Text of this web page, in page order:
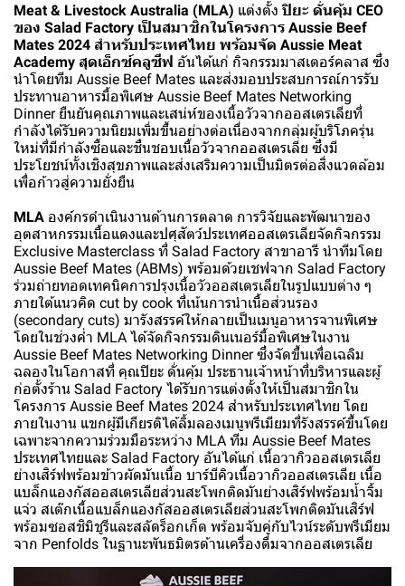
Meat & Livestock Australia (MLA) แต่งตั้ง ปิยะ ดั่นคุ้ม CEO
ของ Salad Factory เป็นสมาชิกในโครงการ Aussie Beef
Mates 2024 สำหรับประเทศไทย พร้อมจัด Aussie Meat
Academy สุดเอ็กซ์คลูซีฟ อันได้แก่ กิจกรรมมาสเตอร์คลาส ซึ่ง
นำโดยทีม Aussie Beef Mates และส่งมอบประสบการณ์การรับ
ประทานอาหารมื้อพิเศษ Aussie Beef Mates Networking
Dinner ยืนยันคุณภาพและเสน่ห์ของเนื้อวัวจากออสเตรเลียที่
กำลังได้รับความนิยมเพิ่มขึ้นอย่างต่อเนื่องจากกลุ่มผู้บริโภครุ่น
ใหม่ที่มีกำลังซื้อและชื่นชอบเนื้อวัวจากออสเตรเลีย ซึ่งมี
ประโยชน์ทั้งเชิงสุขภาพและส่งเสริมความเป็นมิตรต่อสิ่งแวดล้อม
เพื่อก้าวสู่ความยั่งยืน
MLA องค์กรดำเนินงานด้านการตลาด การวิจัยและพัฒนาของ
อุตสาหกรรมเนื้อแดงและปศุสัตว์ประเทศออสเตรเลียจัดกิจกรรม
Exclusive Masterclass ที่ Salad Factory สาขาอารี นำทีมโดย
Aussie Beef Mates (ABMs) พร้อมด้วยเชฟจาก Salad Factory
ร่วมถ่ายทอดเทคนิคการปรุงเนื้อวัวออสเตรเลียในรูปแบบต่าง ๆ
ภายใต้แนวคิด cut by cook ที่เน้นการนำเนื้อส่วนรอง
(secondary cuts) มารังสรรค์ให้กลายเป็นเมนูอาหารจานพิเศษ
โดยในช่วงค่ำ MLA ได้จัดกิจกรรมดินเนอร์มื้อพิเศษในงาน
Aussie Beef Mates Networking Dinner ซึ่งจัดขึ้นเพื่อเฉลิม
ฉลองในโอกาสที่ คุณปิยะ ดั่นคุ้ม ประธานเจ้าหน้าที่บริหารและผู้
ก่อตั้งร้าน Salad Factory ได้รับการแต่งตั้งให้เป็นสมาชิกใน
โครงการ Aussie Beef Mates 2024 สำหรับประเทศไทย โดย
ภายในงาน แขกผู้มีเกียรติได้ลิ้มลองเมนูพรีเมียมที่รังสรรค์ขึ้นโดย
เฉพาะจากความร่วมมือระหว่าง MLA ทีม Aussie Beef Mates
ประเทศไทยและ Salad Factory อันได้แก่ เนื้อวากิวออสเตรเลีย
ย่างเสิร์ฟพร้อมข้าวผัดมันเนื้อ บาร์บีคิวเนื้อวากิวออสเตรเลีย เนื้อ
แบล็กแองกัสออสเตรเลียส่วนสะโพกติดมันย่างเสิร์ฟพร้อมน้ำจิ้ม
แจ่ว สเต๊กเนื้อแบล็กแองกัสออสเตรเลียส่วนสะโพกติดมันเสิร์ฟ
พร้อมซอสชิมิชูรีและสลัดร็อกเก็ต พร้อมจับคู่กับไวน์ระดับพรีเมียม
จาก Penfolds ในฐานะพันธมิตรด้านเครื่องดื่มจากออสเตรเลีย